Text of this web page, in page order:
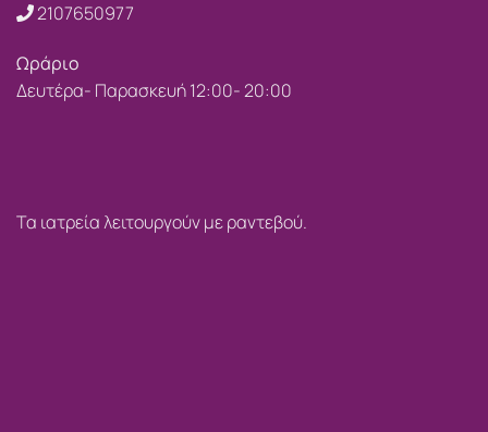
2107650977
Ωράριο
Δευτέρα- Παρασκευή 12:00- 20:00
Τα ιατρεία λειτουργούν με ραντεβού.